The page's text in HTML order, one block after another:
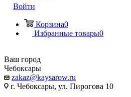
Войти
Корзина0
Избранные товары0
Ваш город
Чебоксары
zakaz@kaysarow.ru
г. Чебоксары, ул. Пирогова 10